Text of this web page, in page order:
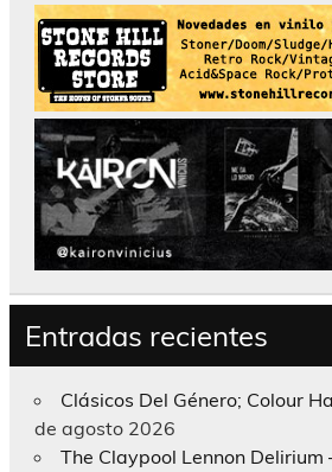
Entradas recientes
Clásicos Del Género; Colour
de agosto 2026
The Claypool Lennon Delirium